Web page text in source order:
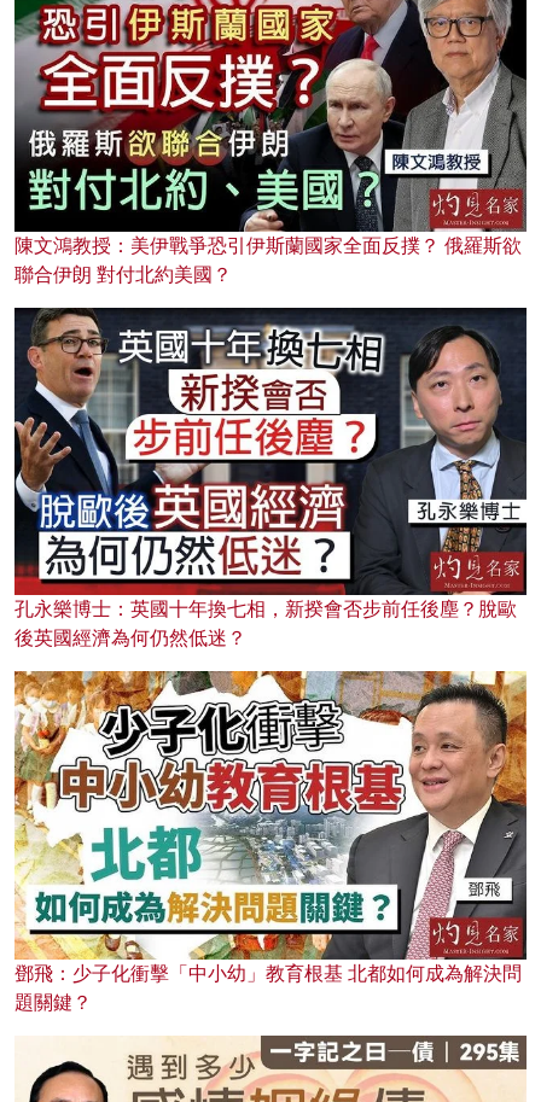
陳文鴻教授：美伊戰爭恐引伊斯蘭國家全面反撲？ 俄羅斯欲
聯合伊朗 對付北約美國？
孔永樂博士：英國十年換七相，新揆會否步前任後塵？脫歐
後英國經濟為何仍然低迷？
鄧飛：少子化衝擊「中小幼」教育根基 北都如何成為解決問
題關鍵？